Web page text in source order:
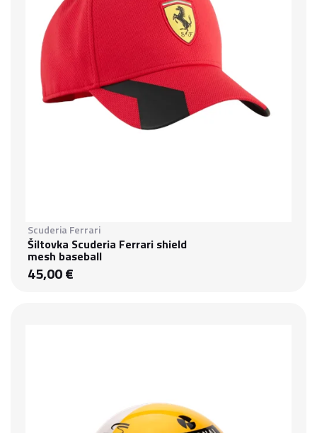
Scuderia Ferrari
Šiltovka Scuderia Ferrari shield
mesh baseball
45,00 €